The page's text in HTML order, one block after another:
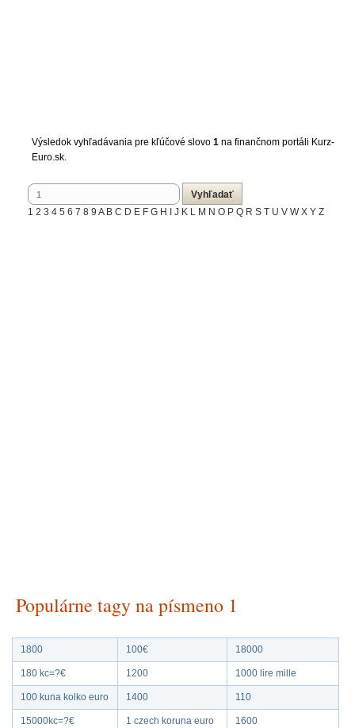
Výsledok vyhľadávania pre kľúčové slovo 1 na finančnom portáli Kurz-
Euro.sk.
1 2 3 4 5 6 7 8 9 A B C D E F G H J K L M N O P Q R S T U V W X Y Z
Populárne tagy na písmeno 1
1800 100€ 18000
180 kc=?€ 1200 1000 lire mille
100 kuna kolko euro 1400 110
15000kc=?€ 1 czech koruna euro 1600